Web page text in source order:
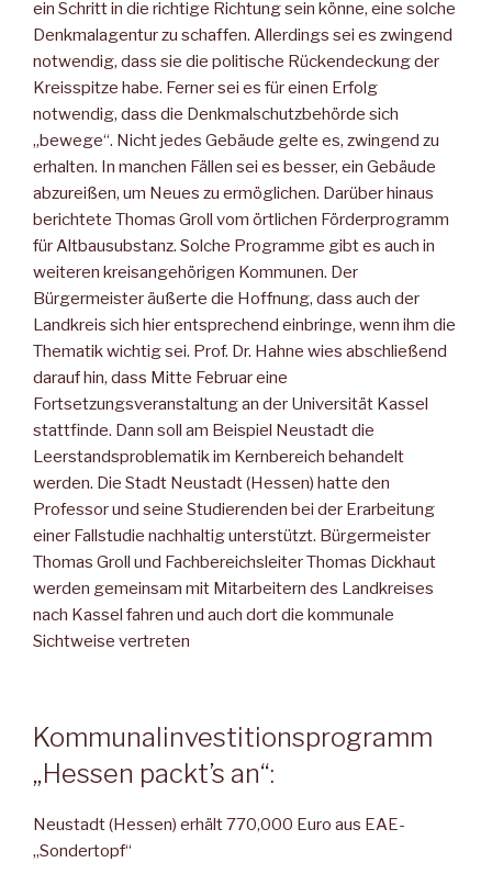
ein Schritt in die richtige Richtung sein könne, eine solche
Denkmalagentur zu schaffen. Allerdings sei es zwingend
notwendig, dass sie die politische Rückendeckung der
Kreisspitze habe. Ferner sei es für einen Erfolg
notwendig, dass die Denkmalschutzbehörde sich
„bewege“. Nicht jedes Gebäude gelte es, zwingend zu
erhalten. In manchen Fällen sei es besser, ein Gebäude
abzureißen, um Neues zu ermöglichen. Darüber hinaus
berichtete Thomas Groll vom örtlichen Förderprogramm
für Altbausubstanz. Solche Programme gibt es auch in
weiteren kreisangehörigen Kommunen. Der
Bürgermeister äußerte die Hoffnung, dass auch der
Landkreis sich hier entsprechend einbringe, wenn ihm die
Thematik wichtig sei. Prof. Dr. Hahne wies abschließend
darauf hin, dass Mitte Februar eine
Fortsetzungsveranstaltung an der Universität Kassel
stattfinde. Dann soll am Beispiel Neustadt die
Leerstandsproblematik im Kernbereich behandelt
werden. Die Stadt Neustadt (Hessen) hatte den
Professor und seine Studierenden bei der Erarbeitung
einer Fallstudie nachhaltig unterstützt. Bürgermeister
Thomas Groll und Fachbereichsleiter Thomas Dickhaut
werden gemeinsam mit Mitarbeitern des Landkreises
nach Kassel fahren und auch dort die kommunale
Sichtweise vertreten
Kommunalinvestitionsprogramm
„Hessen packt’s an“:
Neustadt (Hessen) erhält 770,000 Euro aus EAE-
„Sondertopf“